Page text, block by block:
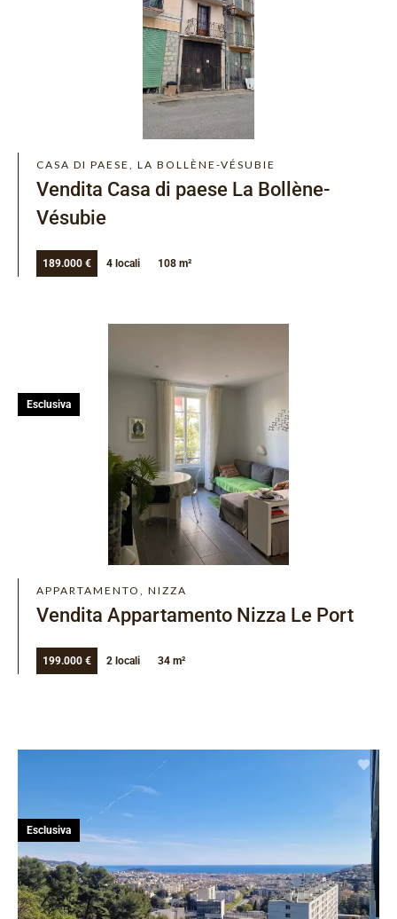
CASA DI PAESE, LA BOLLÈNE-VÉSUBIE
Vendita Casa di paese La Bollène-
Vésubie
189.000 € 4 locali 108 m²
APPARTAMENTO, NIZZA
Vendita Appartamento Nizza Le Port
199.000 € 2 locali 34 m²
Esclusiva
Esclusiva